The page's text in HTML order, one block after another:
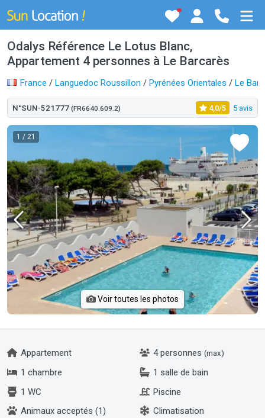
Odalys Référence Le Lotus Blanc,
Appartement 4 personnes à Le Barcarès
France / Languedoc Roussillon / Pyrénées Orientales / Le
N°SUN-521777 (FR6640.609.2) 4,0/5 5 avis
1 / 21
Voir toutes les photos
Appartement 4 personnes (max)
1 chambre
1 salle de bain
1 WC
Piscine
Animaux acceptés (1)
Climatisation